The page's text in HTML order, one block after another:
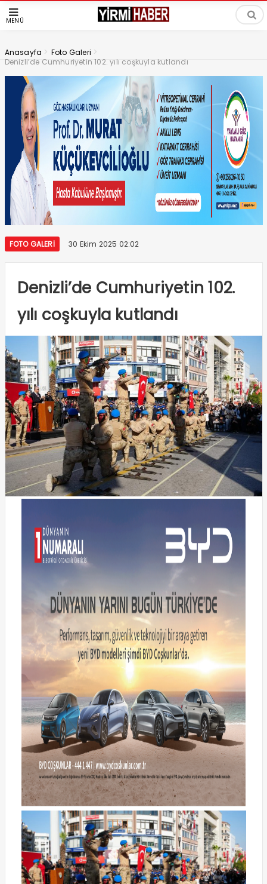
MENÜ
Anasayfa > Foto Galeri >
Denizli’de Cumhuriyetin 102. yılı coşkuyla kutlandı
FOTO GALERI 30 Ekim 2025 02:02
Denizli’de Cumhuriyetin 102.
yılı coşkuyla kutlandı